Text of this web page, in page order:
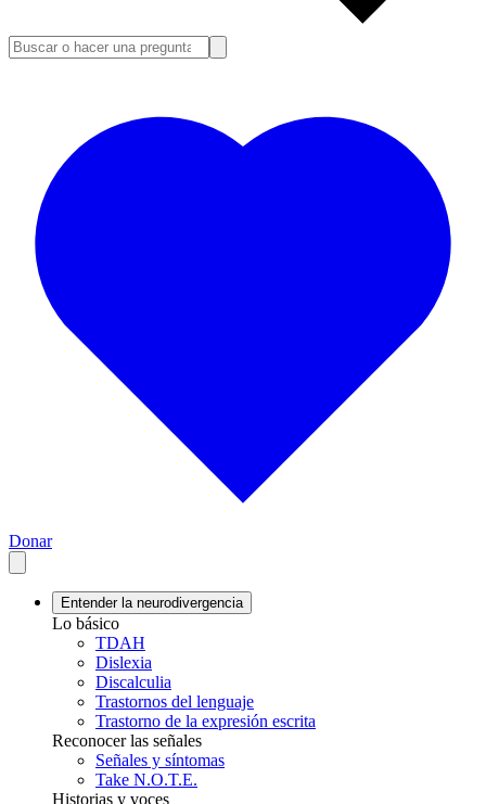
Donar
Entender la neurodivergencia
Lo básico
TDAH
Dislexia
Discalculia
Trastornos del lenguaje
Trastorno de la expresión escrita
Reconocer las señales
Señales y síntomas
Take N.O.T.E.
Historias y voces